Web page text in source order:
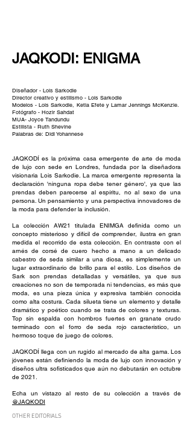
JAQKODI: ENIGMA
Diseñador - Lois Sarkodie
Director creativo y estilismo - Lois Sarkodie
Modelos - Lois Sarkodie, Ketia Efete y Lamar Jennings McKenzie.
Fotógrafo - Hozir Sahdat
MUA- Joyce Tandundu
Estilista - Ruth Shevine
Palabras de: Didi Yohannese
JAQKODÍ es la próxima casa emergente de arte de moda
de lujo con sede en Londres, fundada por la diseñadora
visionaria Lois Sarkodie. La marca emergente representa la
declaración 'ninguna ropa debe tener género', ya que las
prendas deben parecerse al espíritu, no al sexo de una
persona. Un pensamiento y una perspectiva innovadores de
la moda para defender la inclusión.
La colección AW21 titulada ENIMGA definida como un
concepto misterioso y difícil de comprender, ilustra en gran
medida el recorrido de esta colección. En contraste con el
arnés de corsé de cuero hecho a mano a un delicado
cabestro de seda similar a una diosa, es simplemente un
lugar extraordinario de brillo para el estilo. Los diseños de
Sark son prendas detalladas y versátiles, ya que sus
creaciones no son de temporada ni tendencias, es más que
moda, es una pieza única y expresiva también conocida
como alta costura. Cada silueta tiene un elemento y detalle
dramático y poético cuando se trata de colores y texturas.
Top sin espalda con hombros fuertes en granate crudo
terminado con el forro de seda rojo característico, un
hermoso toque de juego de colores.
JAQKODÍ llega con un rugido al mercado de alta gama. Los
jóvenes están definiendo la moda de lujo con innovación y
diseños ultra sofisticados que aún no debutarán en octubre
de 2021.
Echa un vistazo al resto de su colección a través de
@JAQKODI
OTHER EDITORIALS